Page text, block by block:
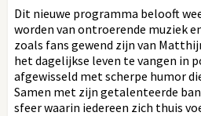
Dit nieuwe programma belooft
worden van ontroerende muziek
zoals fans gewend zijn van
het dagelijkse leven te vangen in
afgewisseld met scherpe humor
Samen met zijn getalenteerde
sfeer waarin iedereen zich thuis